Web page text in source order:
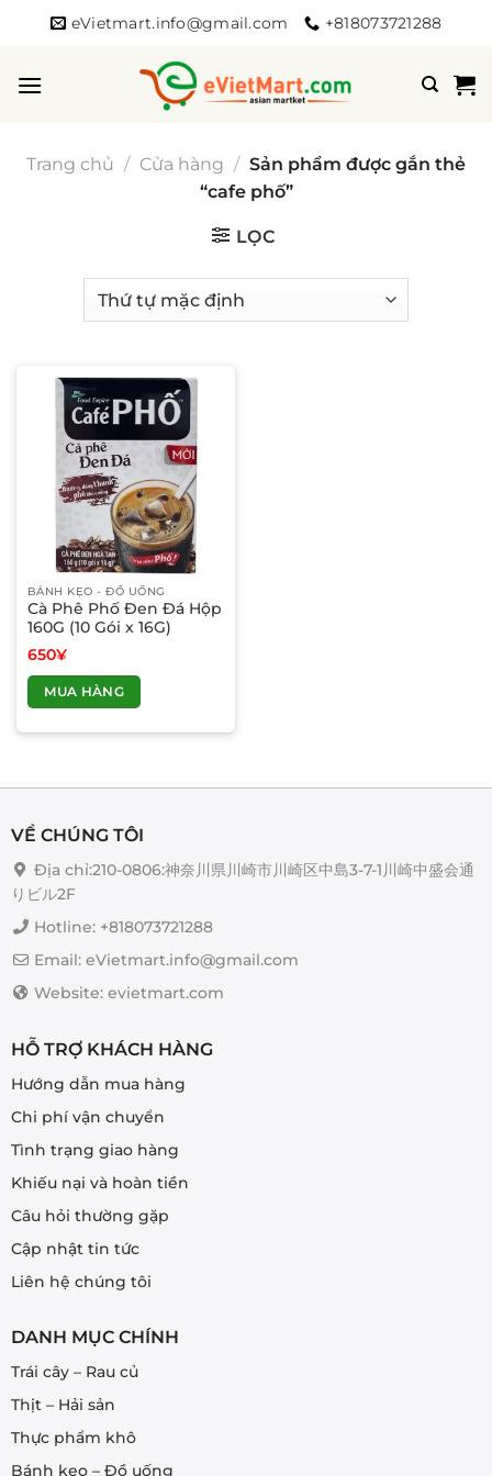
dung
eVietmart.info@gmail.com +818073721288
Trang chủ / Cửa hàng / Sản phẩm được gắn thẻ
“cafe phố”
LỌC
BÁNH KẸO - ĐỒ UỐNG
Cà Phê Phố Đen Đá Hộp
160G (10 Gói x 16G)
650¥
MUA HÀNG
VỀ CHÚNG TÔI
Địa chỉ:210-0806:神奈川県川崎市川崎区中島3-7-1川崎中盛会通
りビル2F
Hotline: +818073721288
Email: eVietmart.info@gmail.com
Website: evietmart.com
HỖ TRỢ KHÁCH HÀNG
Hướng dẫn mua hàng
Chi phí vận chuyển
Tình trạng giao hàng
Khiếu nại và hoàn tiền
Câu hỏi thường gặp
Cập nhật tin tức
Liên hệ chúng tôi
DANH MỤC CHÍNH
Trái cây – Rau củ
Thịt – Hải sản
Thực phẩm khô
Bánh kẹo – Đồ uống